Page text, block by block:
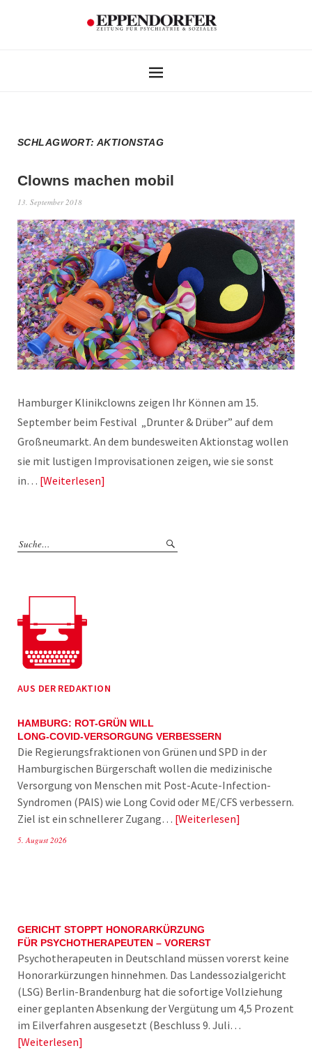
SCHLAGWORT:AKTIONSTAG
Clowns machen mobil
13. September 2018
Hamburger Klinikclowns zeigen Ihr Können am 15.
September beim Festival „Drunter & Drüber” auf dem
Großneumarkt. An dem bundesweiten Aktionstag wollen
sie mit lustigen Improvisationen zeigen, wie sie sonst
in… Weiterlesen
AUS DER REDAKTION
HAMBURG: ROT-GRÜN WILL
LONG-COVID-VERSORGUNG VERBESSERN
Die Regierungsfraktionen von Grünen und SPD in der
Hamburgischen Bürgerschaft wollen die medizinische
Versorgung von Menschen mit Post-Acute-Infection-
Syndromen (PAIS) wie Long Covid oder ME/CFS verbessern.
Ziel ist ein schnellerer Zugang… Weiterlesen
5. August 2026
GERICHT STOPPT HONORARKÜRZUNG
FÜR PSYCHOTHERAPEUTEN – VORERST
Psychotherapeuten in Deutschland müssen vorerst keine
Honorarkürzungen hinnehmen. Das Landessozialgericht
(LSG) Berlin-Brandenburg hat die sofortige Vollziehung
einer geplanten Absenkung der Vergütung um 4,5 Prozent
im Eilverfahren ausgesetzt (Beschluss 9. Juli…
Weiterlesen